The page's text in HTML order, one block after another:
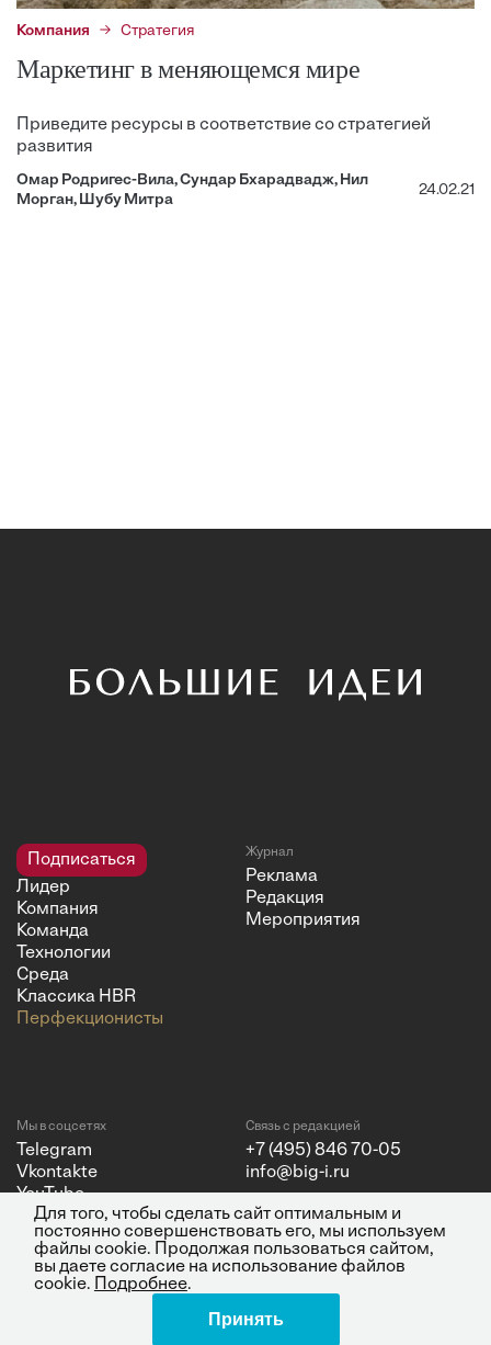
Компания Стратегия
Маркетинг в меняющемся мире
Приведите ресурсы в соответствие со стратегией
развития
Омар Родригес-Вила, Сундар Бхарадвадж, Нил
Морган, Шубу Митра
24.02.21
Подписаться
Лидер
Компания
Команда
Технологии
Среда
Классика HBR
Перфекционисты
Журнал
Реклама
Редакция
Мероприятия
Мы в соцсетях
Telegram
Vkontakte
YouTube
Связь с редакцией
+7 (495) 846 70-05
info@big-i.ru
Медиа"
Для того, чтобы сделать сайт оптимальным и
постоянно совершенствовать его, мы используем
файлы cookie. Продолжая пользоваться сайтом,
вы даете согласие на использование файлов
cookie.
Подробнее.
Принять